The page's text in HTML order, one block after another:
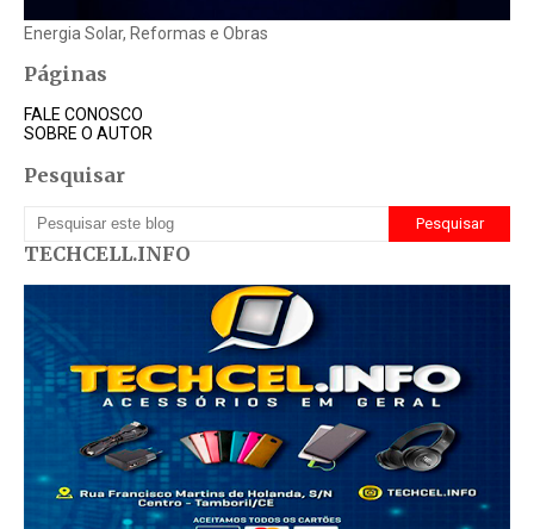
Energia Solar, Reformas e Obras
Páginas
FALE CONOSCO
SOBRE O AUTOR
Pesquisar
TECHCELL.INFO